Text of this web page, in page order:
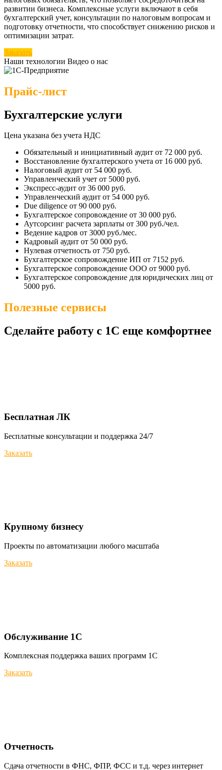
развитии бизнеса. Комплексные услуги включают в себя
бухгалтерский учет, консультации по налоговым вопросам и
подготовку отчетности, что способствует снижению рисков и
оптимизации затрат.
Заказать
Наши технологии Видео о нас
Прайс-лист
Бухгалтерские услуги
Цена указана без учета НДС
Обязательный и инициативный аудит от 72 000 руб.
Восстановление бухгалтерского учета от 16 000 руб.
Налоговый аудит от 54 000 руб.
Управленческий учет от 5000 руб.
Экспресс-аудит от 36 000 руб.
Управленческий аудит от 54 000 руб.
Due diligence от 90 000 руб.
Бухгалтерское сопровождение от 30 000 руб.
Аутсорсинг расчета зарплаты от 300 руб./чел.
Ведение кадров от 3000 руб./мес.
Кадровый аудит от 50 000 руб.
Нулевая отчетность от 750 руб.
Бухгалтерское сопровождение ИП от 7152 руб.
Бухгалтерское сопровождение ООО от 9000 руб.
Бухгалтерское сопровождение для юридических лиц от
5000 руб.
Полезные сервисы
Сделайте работу с 1С еще комфортнее
Бесплатная ЛК
Бесплатные консультации и поддержка 24/7
Заказать
Крупному бизнесу
Проекты по автоматизации любого масштаба
Заказать
Обслуживание 1С
Комплексная поддержка ваших программ 1С
Заказать
Отчетность
Сдача отчетности в ФНС, ФПР, ФСС и т.д. через интернет